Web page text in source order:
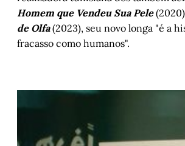
Homem que Vendeu Sua Pele
de Olfa(2023), seu novo longa "é a
fracasso como humanos".